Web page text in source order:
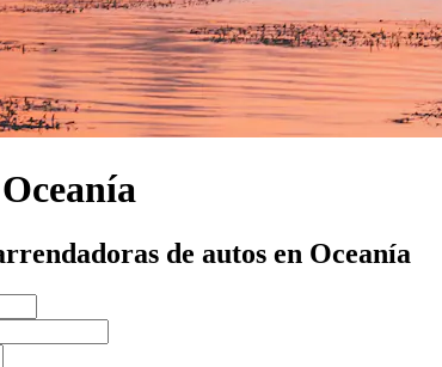
de autos en Oceanía